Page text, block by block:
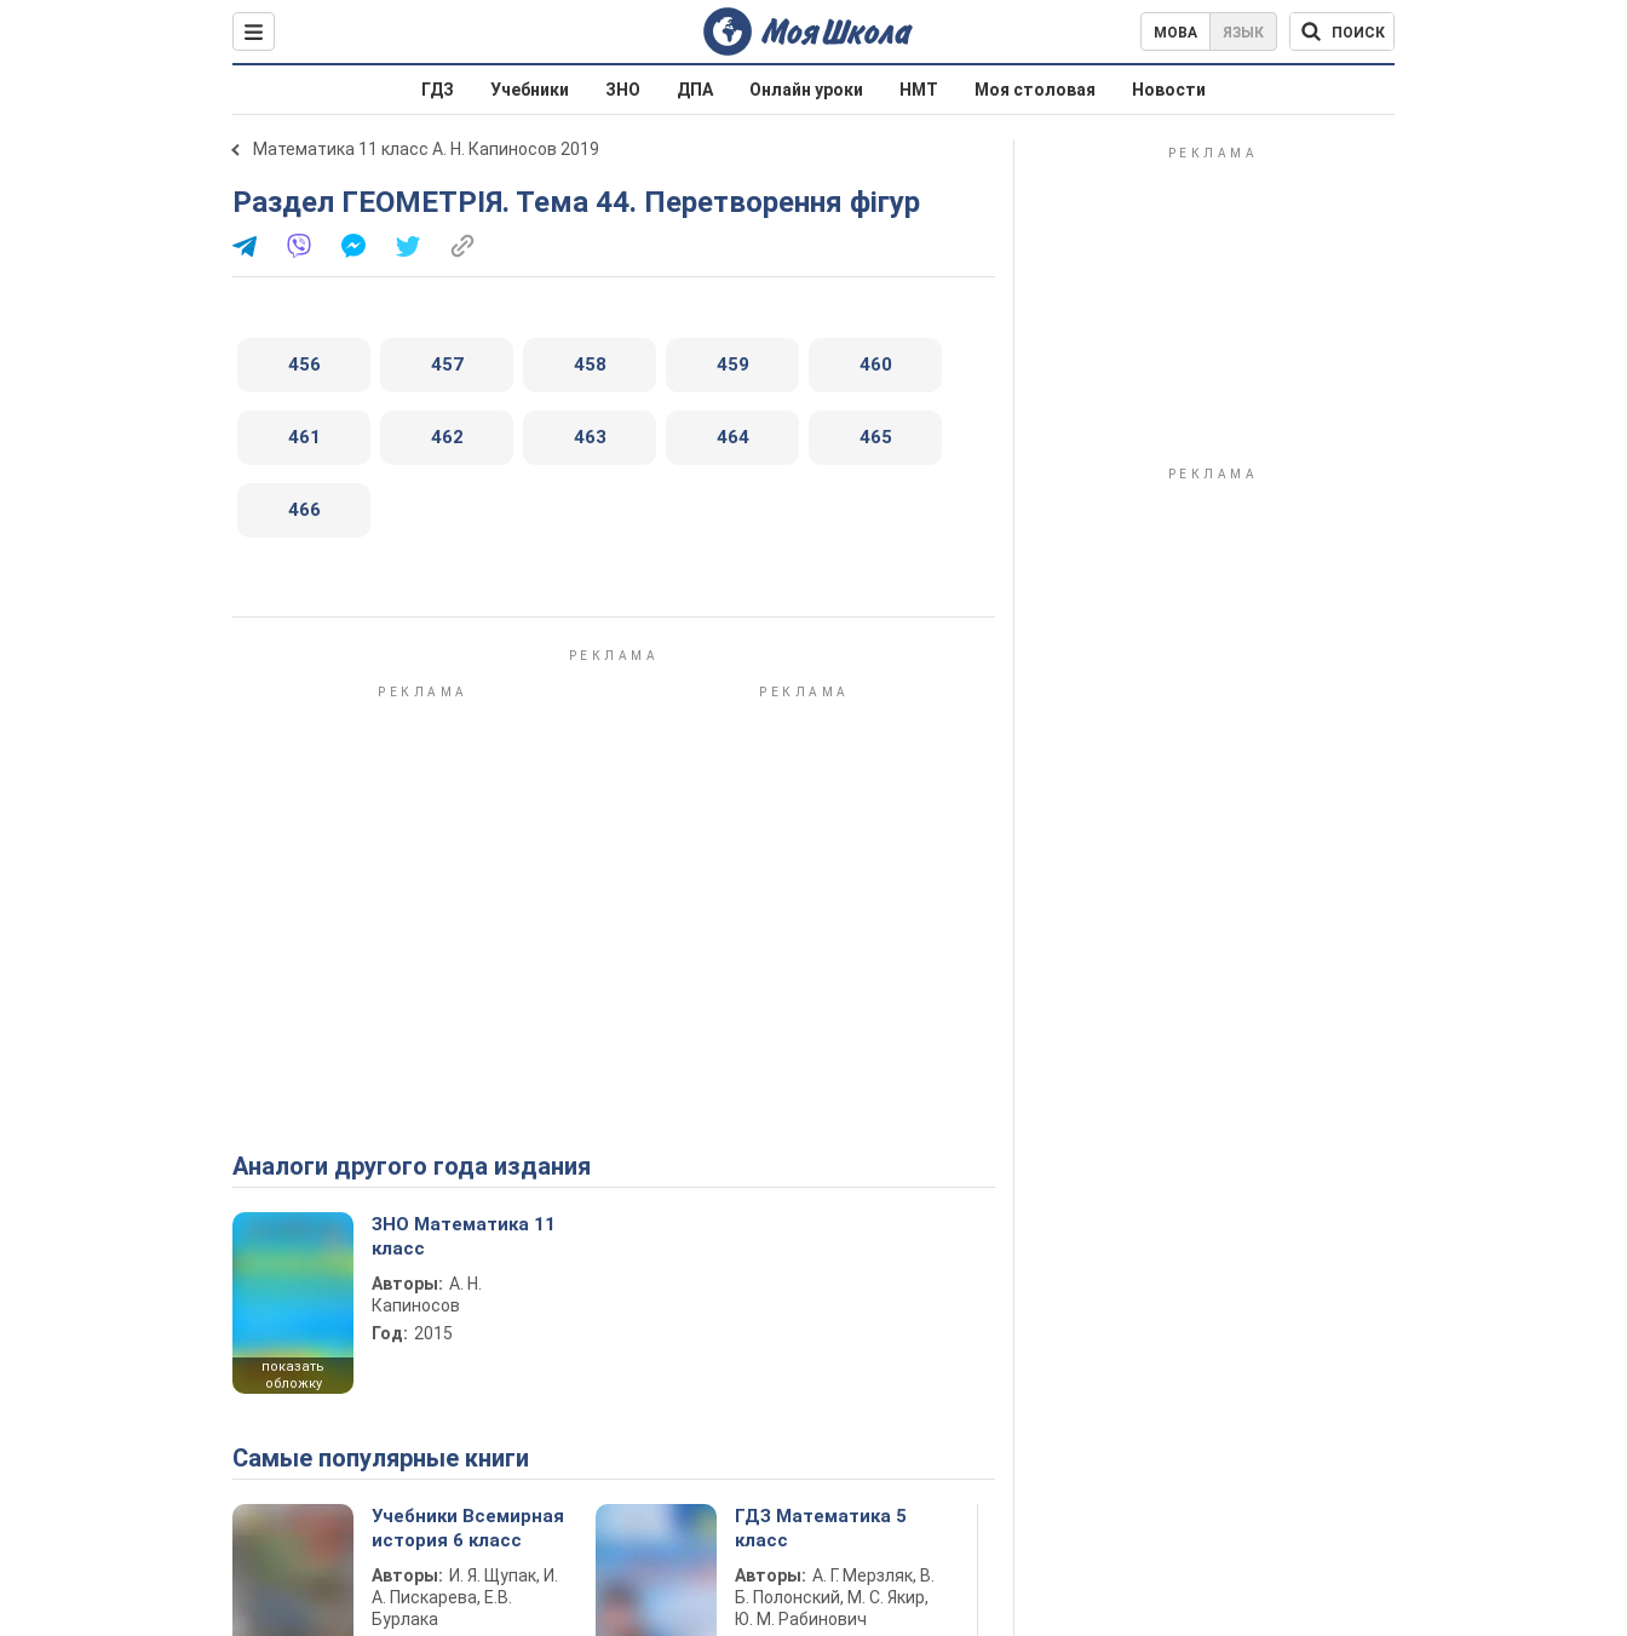
МОВА ЯЗЫК ПОИСК
ГДЗ Учебники ЗНО ДПА Онлайн уроки НМТ Моя столовая Новости
Математика 11 класс А. Н. Капиносов 2019
Раздел ГЕОМЕТРІЯ. Тема 44. Перетворення фігур
456 457 458 459 460
461 462 463 464 465
466
Аналоги другого года издания
показать
обложку
ЗНО Математика 11
класс
Авторы: А. Н.
Капиносов
Год: 2015
Самые популярные книги
Учебники Всемирная
история 6 класс
Авторы: И. Я. Щупак, И.
А. Пискарева, Е.В.
Бурлака
ГДЗ Математика 5
класс
Авторы: А. Г. Мерзляк, В.
Б. Полонский, М. С. Якир,
Ю. М. Рабинович